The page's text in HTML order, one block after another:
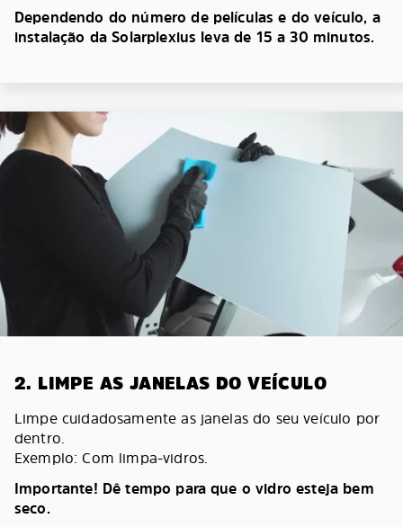
Dependendo do número de películas e do veículo, a
instalação da Solarplexius leva de 15 a 30 minutos.
2. LIMPE AS JANELAS DO VEÍCULO
Limpe cuidadosamente as janelas do seu veículo por
dentro.
Exemplo: Com limpa-vidros.
Importante! Dê tempo para que o vidro esteja bem
seco.